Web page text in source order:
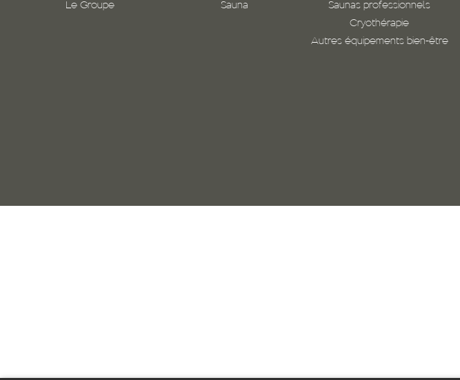
Le Groupe
Sauna
Saunas professionnels
Cryothérapie
Autres équipements bien-être